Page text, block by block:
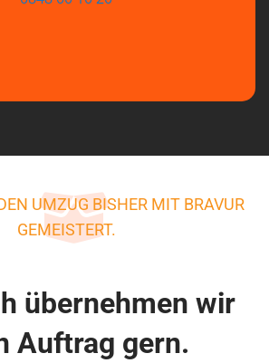
UMZUG BISHER MIT BRAVUR
GEMEISTERT.
übernehmen wir
Auftrag gern.